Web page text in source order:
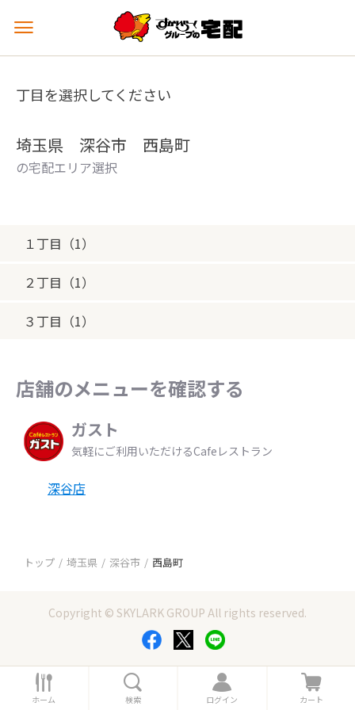
メ
ュ
を
丁目を選択してください
埼玉県 深谷市 西島町
の宅配エリア選択
１丁目（1）
２丁目（1）
３丁目（1）
店舗のメニューを確認する
ガスト
気軽にご利用いただけるCafeレストラン
深谷店
トップ 埼玉県 深谷市 西島町
Copyright © SKYLARK GROUP All rights reserved.
ホ
ー
ホーム 索
検索
ロ
グ
ログイン
カ
ー
カート